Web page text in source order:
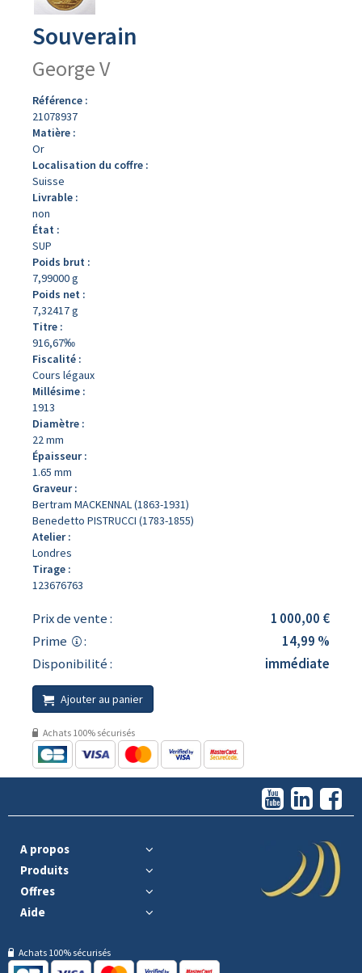
Souverain
George V
Référence :
21078937
Matière :
Or
Localisation du coffre :
Suisse
Livrable :
non
État :
SUP
Poids brut :
7,99000 g
Poids net :
7,32417 g
Titre :
916,67‰
Fiscalité :
Cours légaux
Millésime :
1913
Diamètre :
22 mm
Épaisseur :
1.65 mm
Graveur :
Bertram MACKENNAL (1863-1931)
Benedetto PISTRUCCI (1783-1855)
Atelier :
Londres
Tirage :
123676763
Prix de vente :
1 000,00 €
Prime
:
14,99 %
Disponibilité :
immédiate
Ajouter au panier
Achats 100% sécurisés
A propos
Produits
Offres
Aide
Achats 100% sécurisés